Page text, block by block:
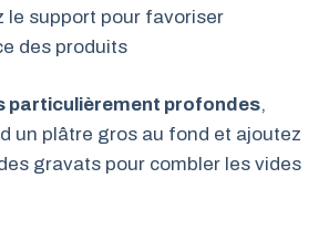
le support pour favoriser
des produits
particulièrement profondes,
un plâtre gros au fond et ajoutez
gravats pour combler les vides